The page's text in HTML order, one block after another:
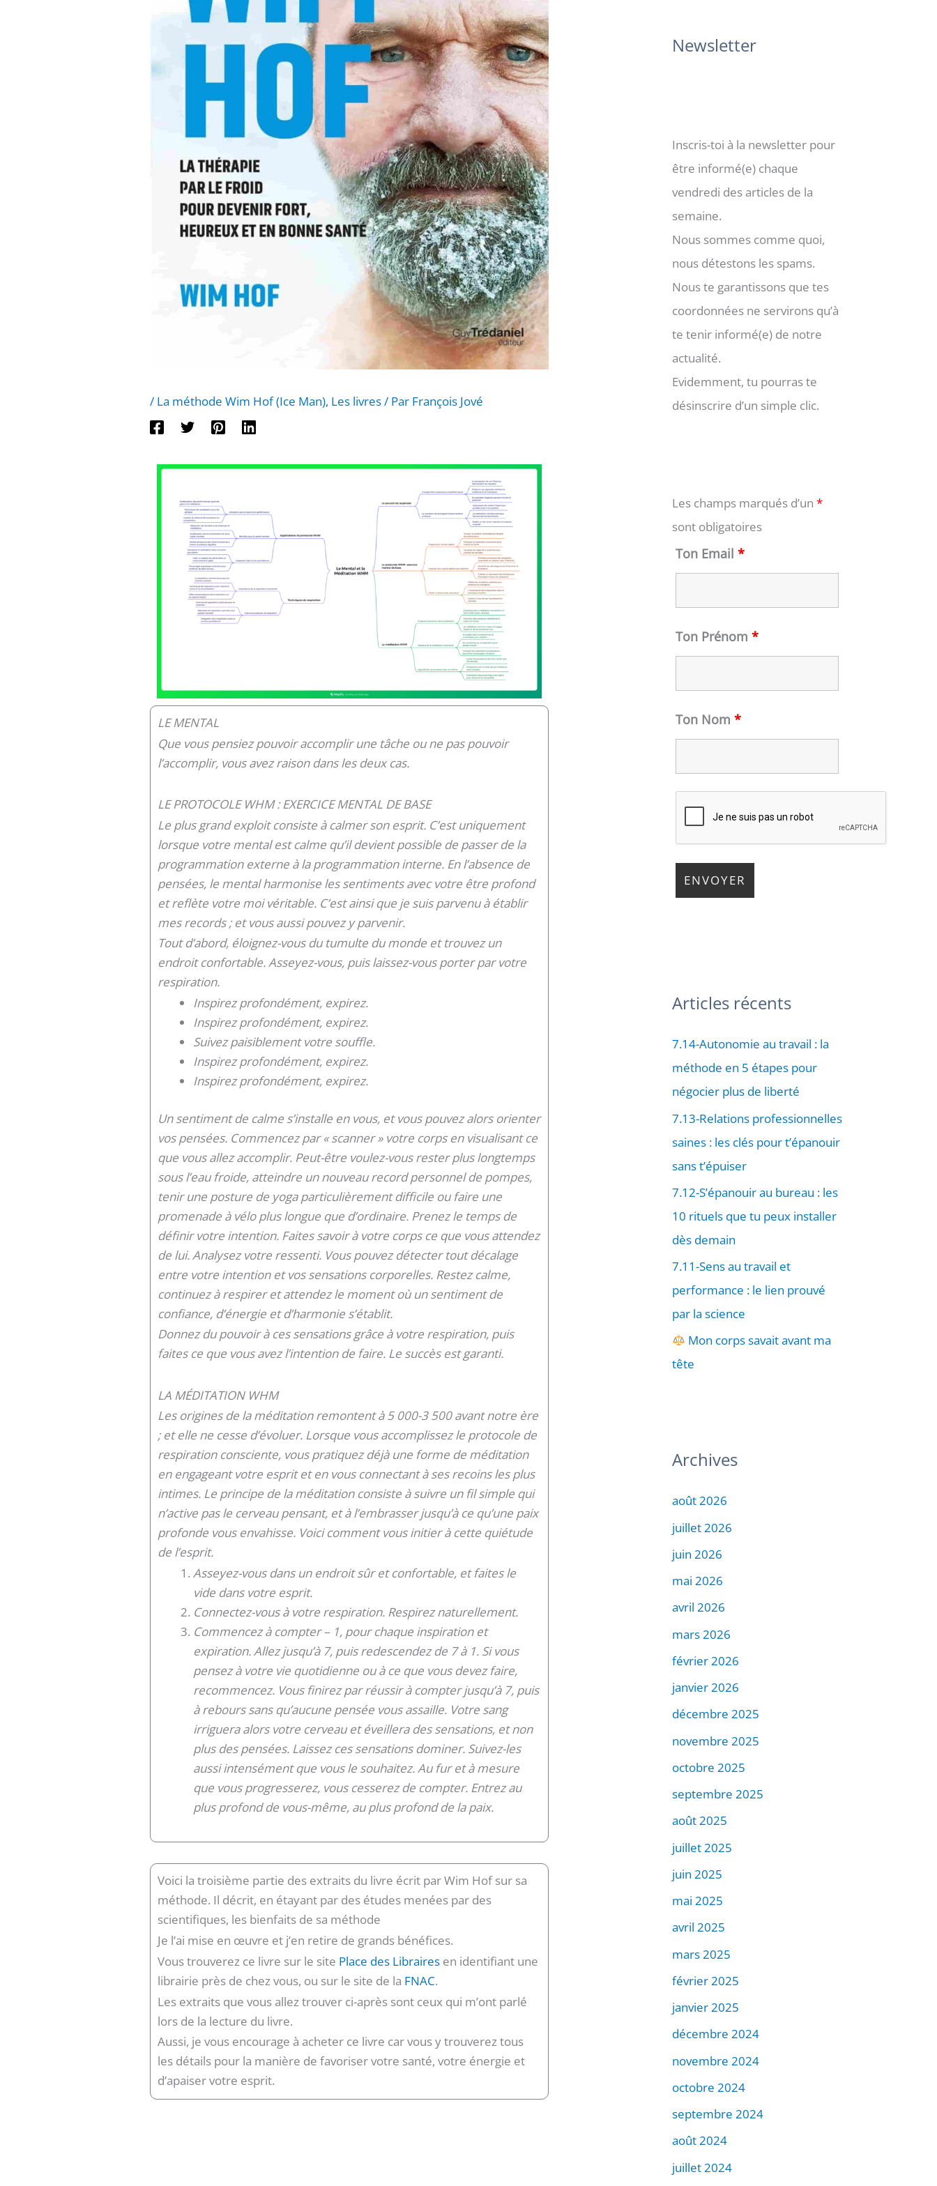
/ La méthode Wim Hof (Ice Man), Les livres/ Par François Jové
LE MENTAL
Que vous pensiez pouvoir accomplir une tâche ou ne pas pouvoir
l’accomplir, vous avez raison dans les deux cas.
LE PROTOCOLE WHM : EXERCICE MENTAL DE BASE
Le plus grand exploit consiste à calmer son esprit. C’est uniquement
lorsque votre mental est calme qu’il devient possible de passer de la
programmation externe à la programmation interne. En l’absence de
pensées, le mental harmonise les sentiments avec votre être profond
et reflète votre moi véritable. C’est ainsi que je suis parvenu à établir
mes records ; et vous aussi pouvez y parvenir.
Tout d’abord, éloignez-vous du tumulte du monde et trouvez un
endroit confortable. Asseyez-vous, puis laissez-vous porter par votre
respiration.
Inspirez profondément, expirez.
Inspirez profondément, expirez.
Suivez paisiblement votre souffle.
Inspirez profondément, expirez.
Inspirez profondément, expirez.
Un sentiment de calme s’installe en vous, et vous pouvez alors orienter
vos pensées. Commencez par « scanner » votre corps en visualisant ce
que vous allez accomplir. Peut-être voulez-vous rester plus longtemps
sous l’eau froide, atteindre un nouveau record personnel de pompes,
tenir une posture de yoga particulièrement difficile ou faire une
promenade à vélo plus longue que d’ordinaire. Prenez le temps de
définir votre intention. Faites savoir à votre corps ce que vous attendez
de lui. Analysez votre ressenti. Vous pouvez détecter tout décalage
entre votre intention et vos sensations corporelles. Restez calme,
continuez à respirer et attendez le moment où un sentiment de
confiance, d’énergie et d’harmonie s’établit.
Donnez du pouvoir à ces sensations grâce à votre respiration, puis
faites ce que vous avez l’intention de faire. Le succès est garanti.
LA MÉDITATION WHM
Les origines de la méditation remontent à 5 000-3 500 avant notre ère
; et elle ne cesse d’évoluer. Lorsque vous accomplissez le protocole de
respiration consciente, vous pratiquez déjà une forme de méditation
en engageant votre esprit et en vous connectant à ses recoins les plus
intimes. Le principe de la méditation consiste à suivre un fil simple qui
n’active pas le cerveau pensant, et à l’embrasser jusqu’à ce qu’une paix
profonde vous envahisse. Voici comment vous initier à cette quiétude
de l’esprit.
Asseyez-vous dans un endroit sûr et confortable, et faites le
vide dans votre esprit.
Connectez-vous à votre respiration. Respirez naturellement.
Commencez à compter – 1, pour chaque inspiration et
expiration. Allez jusqu’à 7, puis redescendez de 7 à 1. Si vous
pensez à votre vie quotidienne ou à ce que vous devez faire,
recommencez. Vous finirez par réussir à compter jusqu’à 7, puis
à rebours sans qu’aucune pensée vous assaille. Votre sang
irriguera alors votre cerveau et éveillera des sensations, et non
plus des pensées. Laissez ces sensations dominer. Suivez-les
aussi intensément que vous le souhaitez. Au fur et à mesure
que vous progresserez, vous cesserez de compter. Entrez au
plus profond de vous-même, au plus profond de la paix.
Voici la troisième partie des extraits du livre écrit par Wim Hof sur sa
méthode. Il décrit, en étayant par des études menées par des
scientifiques, les bienfaits de sa méthode
Je l’ai mise en œuvre et j’en retire de grands bénéfices.
Vous trouverez ce livre sur le site Place des Libraires en identifiant une
librairie près de chez vous, ou sur le site de la FNAC.
Les extraits que vous allez trouver ci-après sont ceux qui m’ont parlé
lors de la lecture du livre.
Aussi, je vous encourage à acheter ce livre car vous y trouverez tous
les détails pour la manière de favoriser votre santé, votre énergie et
d’apaiser votre esprit.
:Newsletter
Inscris-toi à la newsletter pour
être informé(e) chaque
vendredi des articles de la
semaine.
Nous sommes comme quoi,
nous détestons les spams.
Nous te garantissons que tes
coordonnées ne servirons qu’à
te tenir informé(e) de notre
actualité.
Evidemment, tu pourras te
désinscrire d’un simple clic.
Les champs marqués d’un *
sont obligatoires
Ton Email *
Ton Prénom *
Ton Nom *
Articles récents
7.14-Autonomie au travail : la
méthode en 5 étapes pour
négocier plus de liberté
7.13-Relations professionnelles
saines : les clés pour t’épanouir
sans t’épuiser
7.12-S’épanouir au bureau : les
10 rituels que tu peux installer
dès demain
7.11-Sens au travail et
performance : le lien prouvé
par la science
Mon corps savait avant ma
tête
Archives
août 2026
juillet 2026
juin 2026
mai 2026
avril 2026
mars 2026
février 2026
janvier 2026
décembre 2025
novembre 2025
octobre 2025
septembre 2025
août 2025
juillet 2025
juin 2025
mai 2025
avril 2025
mars 2025
février 2025
janvier 2025
décembre 2024
novembre 2024
octobre 2024
septembre 2024
août 2024
juillet 2024